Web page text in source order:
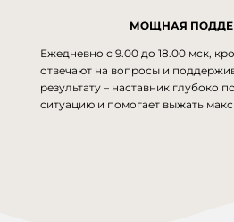
МОЩНАЯ
Ежедневно с 9.00 до 18.00 мск,
отвечают на вопросы и
результату – наставник глубоко
ситуацию и помогает выжать